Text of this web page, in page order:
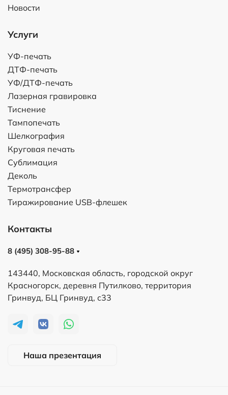
Новости
Услуги
УФ-печать
ДТФ-печать
УФ/ДТФ-печать
Лазерная гравировка
Тиснение
Тампопечать
Шелкография
Круговая печать
Сублимация
Деколь
Термотрансфер
Тиражирование USB-флешек
Контакты
8 (495) 308-95-88
143440, Московская область, городской округ
Красногорск, деревня Путилково, территория
Гринвуд, БЦ Гринвуд, с33
Наша презентация